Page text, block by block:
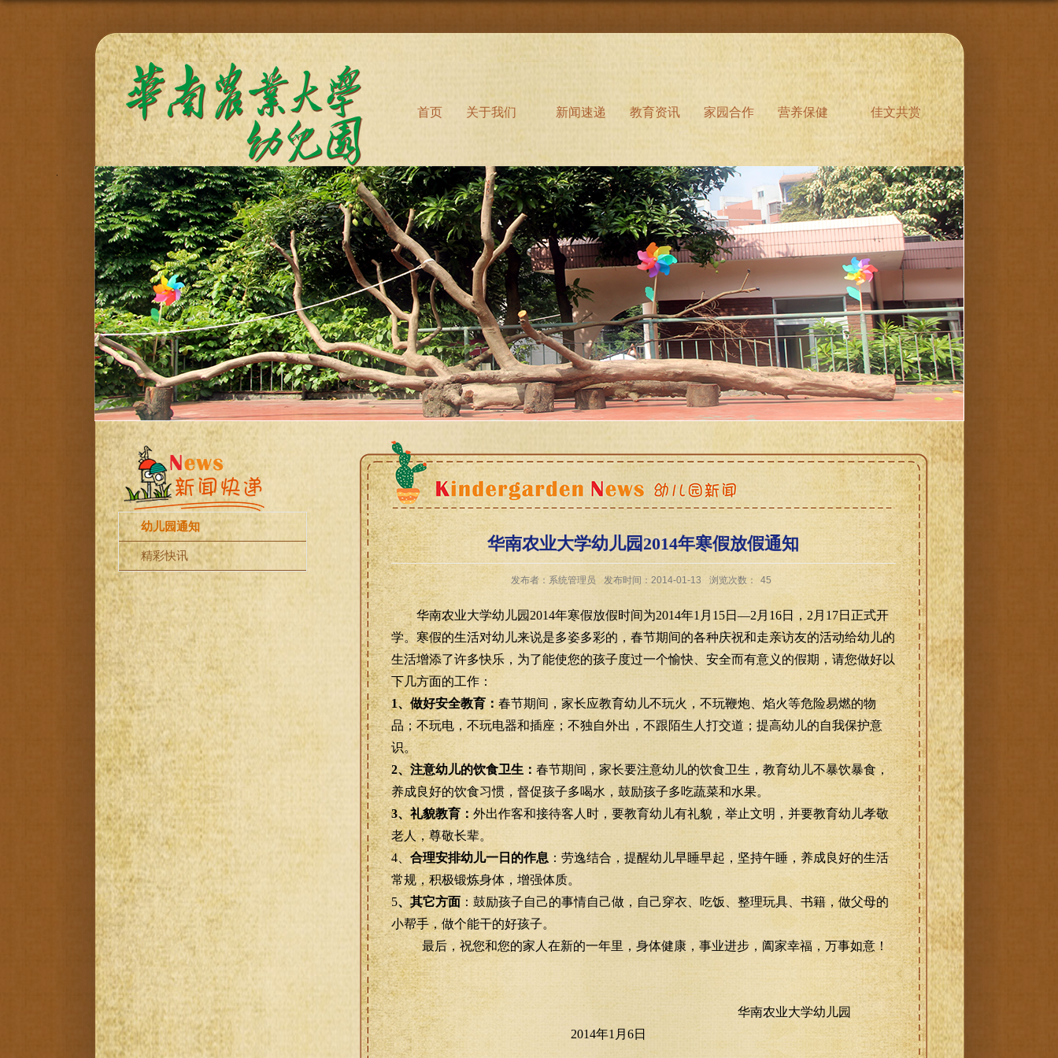
首页 关于我们 新闻速递 教育资讯 家园合作 营养保健 佳文共赏
幼儿园通知
精彩快讯
华南农业大学幼儿园2014年寒假放假通知
发布者：系统管理员 发布时间：2014-01-13 浏览次数： 45
华南农业大学幼儿园2014年寒假放假时间为2014年1 月 15日—2 月 16日， 2 月 17日正式开
学。寒假的生活对幼儿来说是多姿多彩的，春节期间的各种庆祝和走亲访友的活动给幼儿的
生活增添了许多快乐，为了能使您的孩子度过一个愉快、安全而有意义的假期， 请您做好以
下几方面的工作：
1、做好安全教育： 春节期间，家长应教育幼儿不玩火，不玩鞭炮、焰火等危险易燃的物
品；不玩电，不玩电器和插座；不独自外出，不跟陌生人打交道；提高幼儿的自我保护意
识。
2、注意幼儿的饮食卫生： 春节期间，家长要注意幼儿的饮食卫生，教育幼儿不暴饮暴食，
养成良好的饮食习惯，督促孩子多喝水，鼓励孩子多吃蔬菜和水果。
3、礼貌教育： 外出作客和接待客人时，要教育幼儿有礼貌，举止文明，并要教育幼儿孝敬
老人，尊敬长辈。
4、合理安排幼儿一日的作息 ：劳逸结合，提醒幼儿早睡早起，坚持午睡，养成良好的生活
常规，积极锻炼身体，增强体质。
5、其它方面：鼓励孩子自己的事情自己做，自己穿衣、吃饭、整理玩具、书籍，做父母的
小帮手，做个能干的好孩子。
最后，祝您和您的家人在新的一年里， 身体健康，事业进步，阖家幸福，万事如意！
华南农业大学幼儿园
2014年1 月6日